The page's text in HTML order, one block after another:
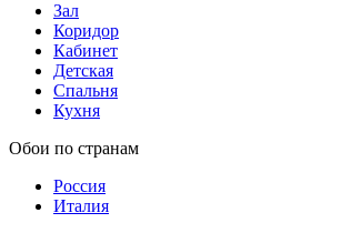
Зал
Коридор
Кабинет
Детская
Спальня
Кухня
Обои по странам
Россия
Италия